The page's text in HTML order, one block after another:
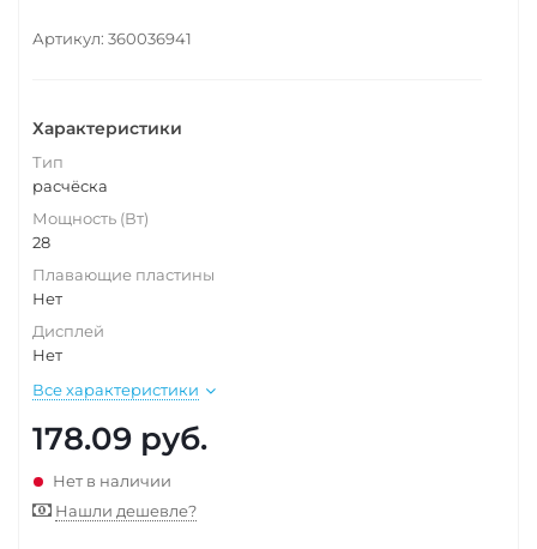
Артикул: 360036941
Характеристики
Тип
расчёска
Мощность (Вт)
28
Плавающие пластины
Нет
Дисплей
Нет
Все характеристики
178.09 руб.
Нет в наличии
Нашли дешевле?